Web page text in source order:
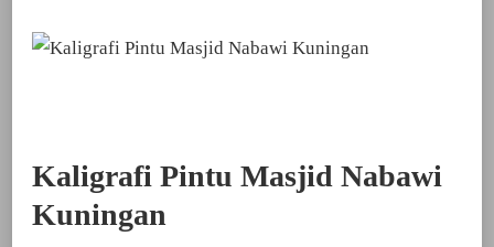
Kaligrafi Pintu Masjid Nabawi
Kuningan